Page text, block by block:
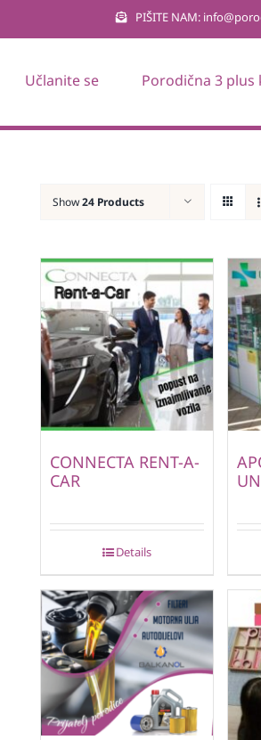
PIŠITE NAM:
Učlanite se Porodična 3 plus
Show24 Products
CONNECTA RENT-A-
CAR
Details